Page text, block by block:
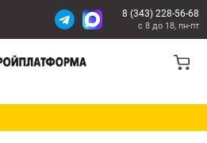
8 (343) 228-56-68
с 8 до 18, пн-пт